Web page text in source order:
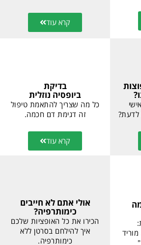
קרא עוד
לדעת?
בדיקת
ביופסיה נוזלית
כל מה שצריך להתאמת טיפול
זה דגימת דם חכמה.
קרא עוד
אולי אתם לא חייבים
כימותרפיה?
הכירו את כל האופציות שלכם
איך להילחם בסרטן ללא
כימותרפיה.